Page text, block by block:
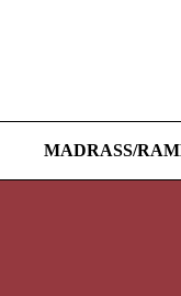
MADRASS/